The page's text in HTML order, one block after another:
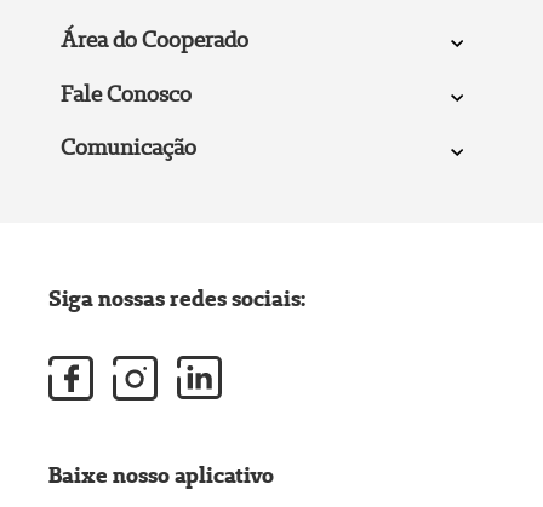
Área do Cooperado
Fale Conosco
Comunicação
Siga nossas redes sociais:
Baixe nosso aplicativo